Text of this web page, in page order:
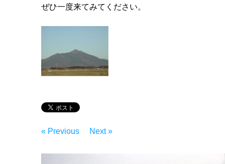
ぜひ一度来てみてください。
« Previous Next »